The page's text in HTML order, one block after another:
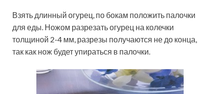
Взять длинный огурец, по бокам положить палочки
для еды. Ножом разрезать огурец на колечки
толщиной 2-4 мм, разрезы получаются не до конца,
так как нож будет упираться в палочки.